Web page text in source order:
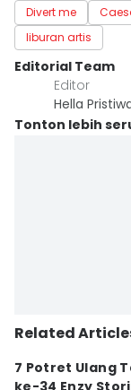
Divert me
liburan artis
Editorial Team
Editor
Hella
Tonton lebih
Related
7 Potret Ulang
ke-34 Enzy